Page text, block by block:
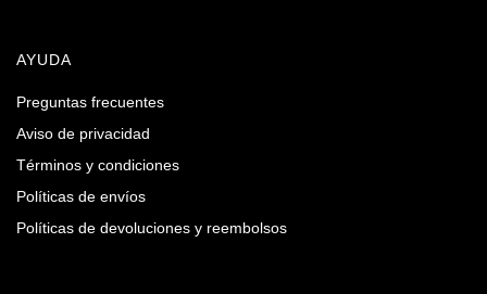
AYUDA
Preguntas frecuentes
Aviso de privacidad
Términos y condiciones
Políticas de envíos
Políticas de devoluciones y reembolsos